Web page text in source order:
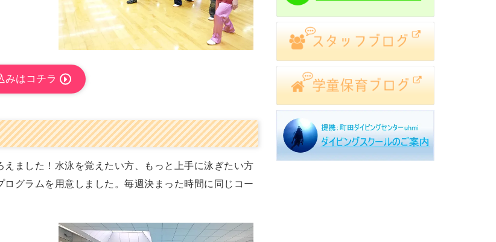
みはコチラ
ました！水泳を覚えたい方、もっと上手に泳ぎたい方
グラムを用意しました。毎週決まった時間に同じコー